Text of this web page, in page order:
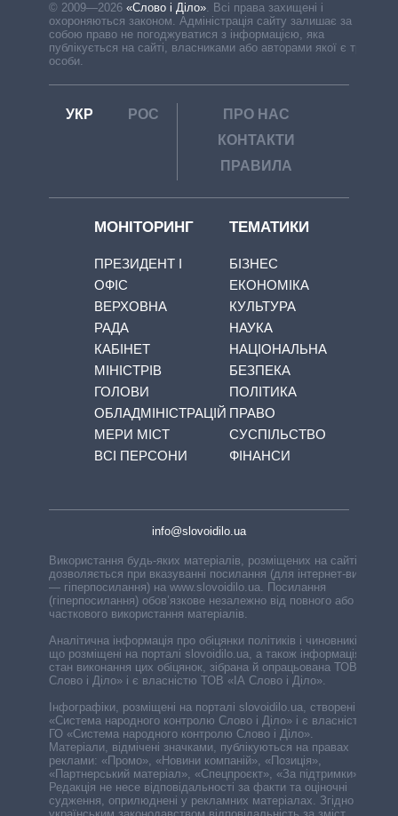
© 2009—2026 «Слово і Діло». Всі права захищені і
охороняються законом. Адміністрація сайту залишає за
собою право не погоджуватися з інформацією, яка
публікується на сайті, власниками або авторами якої є треті
особи.
УКР РОС
ПРО НАС
КОНТАКТИ
ПРАВИЛА
МОНІТОРИНГ
ПРЕЗИДЕНТ І
ОФІС
ВЕРХОВНА
РАДА
КАБІНЕТ
МІНІСТРІВ
ГОЛОВИ
ОБЛАДМІНІСТРАЦІЙ
МЕРИ МІСТ
ВСІ ПЕРСОНИ
ТЕМАТИКИ
БІЗНЕС
ЕКОНОМІКА
КУЛЬТУРА
НАУКА
НАЦІОНАЛЬНА
БЕЗПЕКА
ПОЛІТИКА
ПРАВО
СУСПІЛЬСТВО
ФІНАНСИ
info@slovoidilo.ua
Використання будь-яких матеріалів, розміщених на сайті,
дозволяється при вказуванні посилання (для інтернет-видань
— гіперпосилання) на www.slovoidilo.ua. Посилання
(гіперпосилання) обов’язкове незалежно від повного або
часткового використання матеріалів.
Аналітична інформація про обіцянки політиків і чиновників,
що розміщені на порталі slovoidilo.ua, а також інформація про
стан виконання цих обіцянок, зібрана й опрацьована ТОВ «ІА
Слово і Діло» і є власністю ТОВ «ІА Слово і Діло».
Інфографіки, розміщені на порталі slovoidilo.ua, створені ГО
«Система народного контролю Слово і Діло» і є власністю
ГО «Система народного контролю Слово і Діло».
Матеріали, відмічені значками, публікуються на правах
реклами: «Промо», «Новини компаній», «Позиція»,
«Партнерський матеріал», «Спецпроєкт», «За підтримки».
Редакція не несе відповідальності за факти та оціночні
судження, оприлюднені у рекламних матеріалах. Згідно з